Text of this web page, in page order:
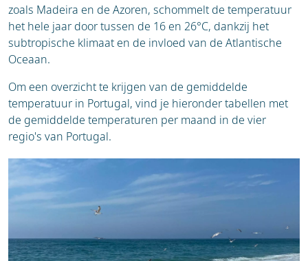
weersveranderingen optreden, maar dat draagt bij
aan de weelderige natuur en spectaculaire
landschappen van de eilanden.
zoals Madeira en de Azoren, schommelt de temperatuur
het hele jaar door tussen de 16 en 26°C, dankzij het
subtropische klimaat en de invloed van de Atlantische
Oceaan.
Om een overzicht te krijgen van de gemiddelde
temperatuur in Portugal, vind je hieronder tabellen met
de gemiddelde temperaturen per maand in de vier
regio's van Portugal.